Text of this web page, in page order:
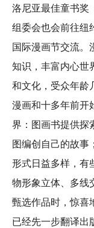
洛尼亚最佳童书奖
组委会也会前往纽
国际漫画节交流。
知识，丰富内心世
和文化，受众年龄
漫画和十多年前开
界：图画书提供探
图编创自己的故事
形式日益多样，有
物形象立体、多线
甄选作品时，惊喜
已经先一步翻译出